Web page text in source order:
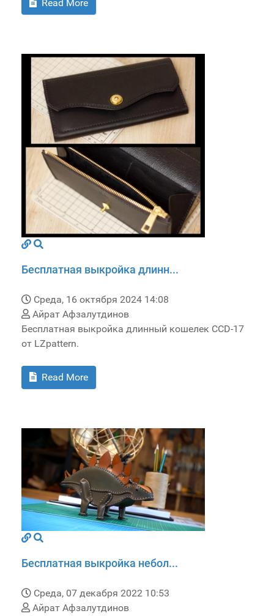
Read More
Бесплатная выкройка длинн...
Среда, 16 октября 2024 14:08
Айрат Афзалутдинов
Бесплатная выкройка длинный кошелек CCD-17
от LZpattern.
Read More
Бесплатная выкройка небол...
Среда, 07 декабря 2022 10:53
Айрат Афзалутдинов